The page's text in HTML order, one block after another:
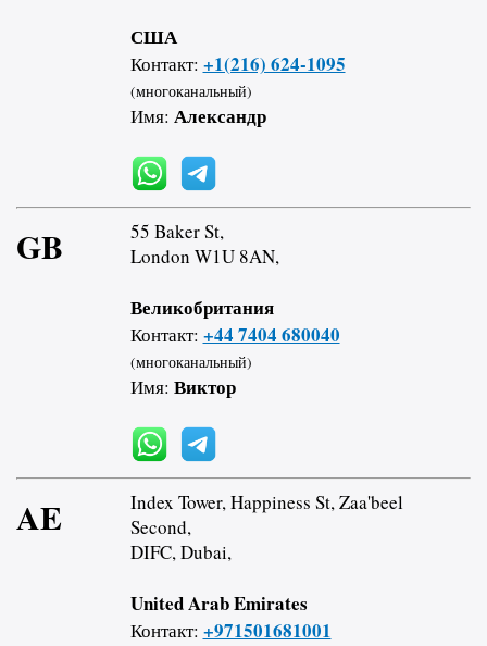
США
Контакт: +1(216) 624-1095
(многоканальный)
Имя: Александр
GB
55 Baker St,
London W1U 8AN,
Великобритания
Контакт: +44 7404 680040
(многоканальный)
Имя: Виктор
AE
Index Tower, Happiness St, Zaa'beel
Second,
DIFC, Dubai,
United Arab Emirates
Контакт: +971501681001